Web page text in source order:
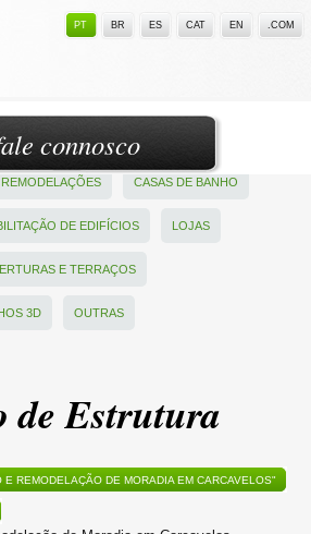
PT BR ES CAT EN .COM
REMODELAÇÕES CASAS DE BANHO
DE EDIFÍCIOS LOJAS
E TERRAÇOS
3D OUTRAS
de Estrutura
E REMODELAÇÃO DE MORADIA EM CARCAVELOS"
connosco